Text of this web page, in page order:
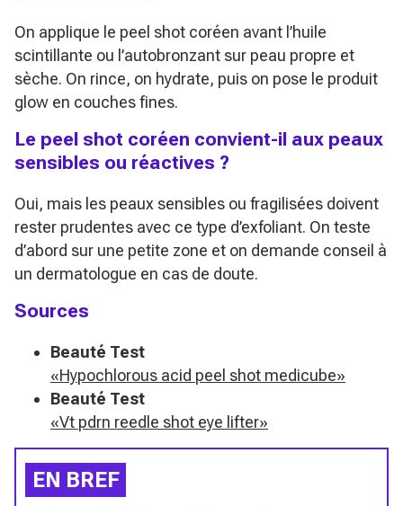
On applique le peel shot coréen avant l’huile
scintillante ou l’autobronzant sur peau propre et
sèche. On rince, on hydrate, puis on pose le produit
glow en couches fines.
Le peel shot coréen convient-il aux peaux
sensibles ou réactives ?
Oui, mais les peaux sensibles ou fragilisées doivent
rester prudentes avec ce type d’exfoliant. On teste
d’abord sur une petite zone et on demande conseil à
un dermatologue en cas de doute.
Sources
Beauté Test
«Hypochlorous acid peel shot medicube»
Beauté Test
«Vt pdrn reedle shot eye lifter»
EN BREF